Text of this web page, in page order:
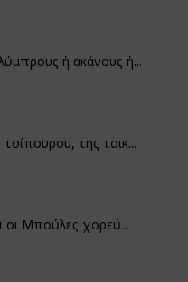
ή ακάνους ή...
της τσικ...
οι Μπούλες χορεύ...